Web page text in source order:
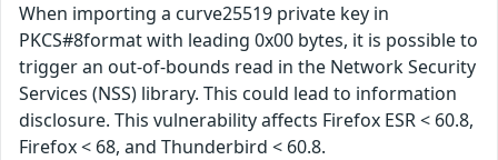
When importing a curve25519 private key in
PKCS#8format with leading 0x00 bytes, it is possible to
trigger an out-of-bounds read in the Network Security
Services (NSS) library. This could lead to information
disclosure. This vulnerability affects Firefox ESR < 60.8,
Firefox < 68, and Thunderbird < 60.8.